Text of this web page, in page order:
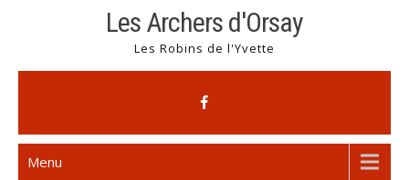
Les Archers d'Orsay
Les Robins de l'Yvette
Menu